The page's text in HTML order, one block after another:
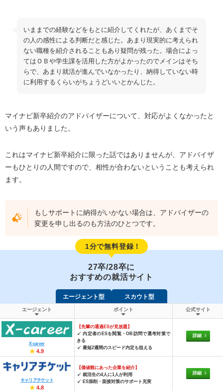
いままでの経験などをもとに紹介してくれたが、あくまでそ
の人の感性による判断だと感じた。あまり現実的に考えられ
ない職種を紹介されることもあり疑問が残った。場合によっ
てはＯＢや学生課を活用した方がよかったのでメインはそち
らで、あまり就活が進んでいなかったり、納得していない時
に利用するくらいがちょうどいいとかんじた。
マイナビ新卒紹介のアドバイザーについて、対応がよくなかったと
いう声もありました。
これはマイナビ新卒紹介に限った話ではありませんが、アドバイザ
ーもひとりの人間ですので、相性が合わないということも考えられ
ます。
もしサポートに納得がいかない場合は、アドバイザーの
変更を申し出るのも方法のひとつです。
1分で無料登録！
27卒/28卒に
おすすめの就活サイト
エージェント型 スカウト型
エージェント ポイント 公式サイト
X-career
★ 4.9
【先輩の通過ESが見放題】
✓ 内定者のESを閲覧・OB訪問で選考対策で
きる
✓ 最短2週間のスピード内定も狙える
詳細
キャリアチケット
★ 4.8
【価値観にあった企業を紹介】
✓ 就活生の4人に1人が利用
✓ ES添削・面接対策のサポート充実
詳細